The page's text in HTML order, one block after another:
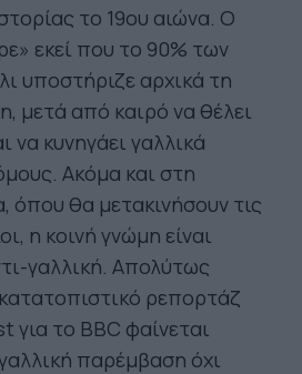
το 19ου αιώνα. Ο
εκεί που το 90% των
υποστήριζε αρχικά τη
μετά από καιρό να θέλει
να κυνηγάει γαλλικά
Ακόμα και στη
όπου θα μετακινήσουν τις
η κοινή γνώμη είναι
γαλλική. Απολύτως
ρεπορτάζ
για το BBC φαίνεται
παρέμβαση όχι